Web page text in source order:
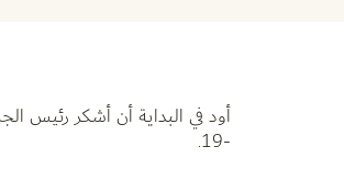
أود في البداية أن أشكر رئيس
-19.